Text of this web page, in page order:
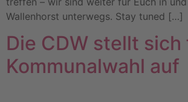
Wallenhorst unterwegs. Stay tuned […]
Die CDW stellt sich
Kommunalwahl auf